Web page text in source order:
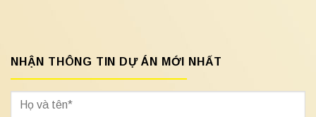
NHẬN THÔNG TIN DỰ ÁN MỚI NHẤT